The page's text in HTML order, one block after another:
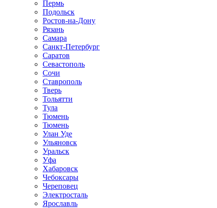
Пермь
Подольск
Ростов-на-Дону
Рязань
Самара
Санкт-Петербург
Саратов
Севастополь
Сочи
Ставрополь
Тверь
Тольятти
Тула
Тюмень
Тюмень
Улан Уде
Ульяновск
Уральск
Уфа
Хабаровск
Чебоксары
Череповец
Электросталь
Ярославль